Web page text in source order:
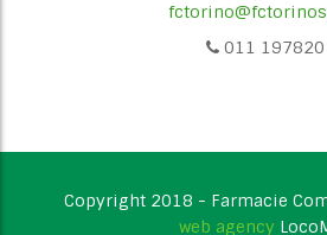
011 197820
Copyright 2018 - Farmacie
web agency